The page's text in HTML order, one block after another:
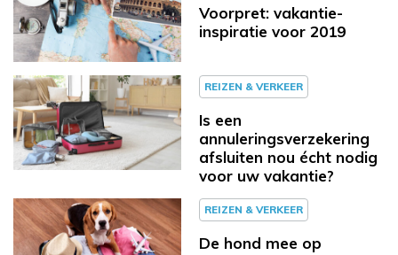
Voorpret: vakantie-
inspiratie voor 2019
REIZEN & VERKEER
Is een
annuleringsverzekering
afsluiten nou écht nodig
voor uw vakantie?
REIZEN & VERKEER
De hond mee op